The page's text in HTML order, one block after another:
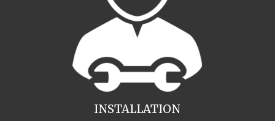
INSTALLATION